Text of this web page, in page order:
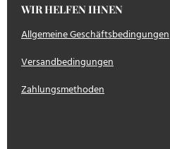
WIR HELFEN IHNEN
Allgemeine Geschäftsbedingungen
Versandbedingungen
Zahlungsmethoden